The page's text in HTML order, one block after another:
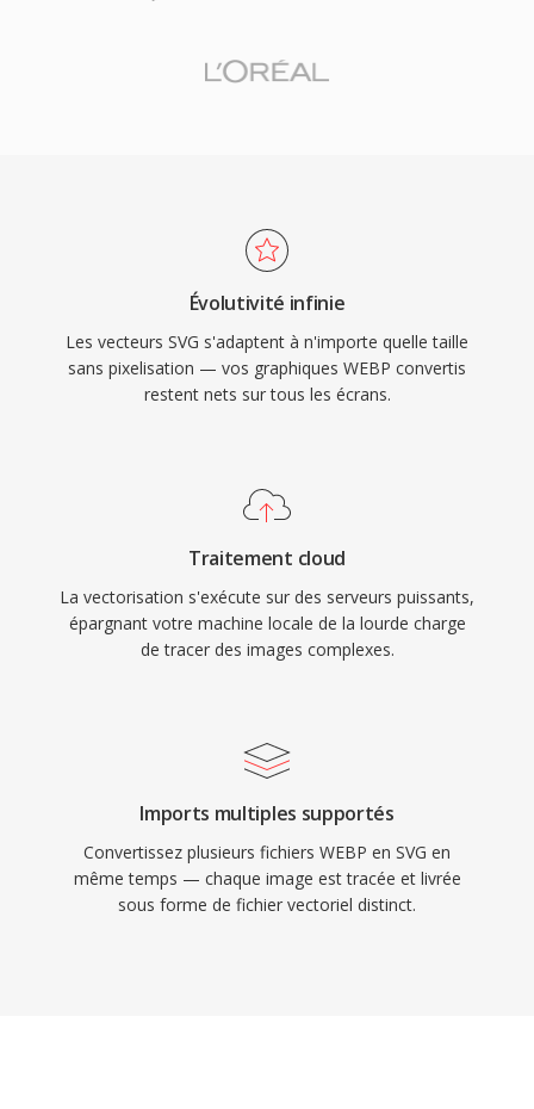
Évolutivité infinie
Les vecteurs SVG s'adaptent à n'importe quelle taille
sans pixelisation — vos graphiques WEBP convertis
restent nets sur tous les écrans.
Traitement cloud
La vectorisation s'exécute sur des serveurs puissants,
épargnant votre machine locale de la lourde charge
de tracer des images complexes.
Imports multiples supportés
Convertissez plusieurs fichiers WEBP en SVG en
même temps — chaque image est tracée et livrée
sous forme de fichier vectoriel distinct.